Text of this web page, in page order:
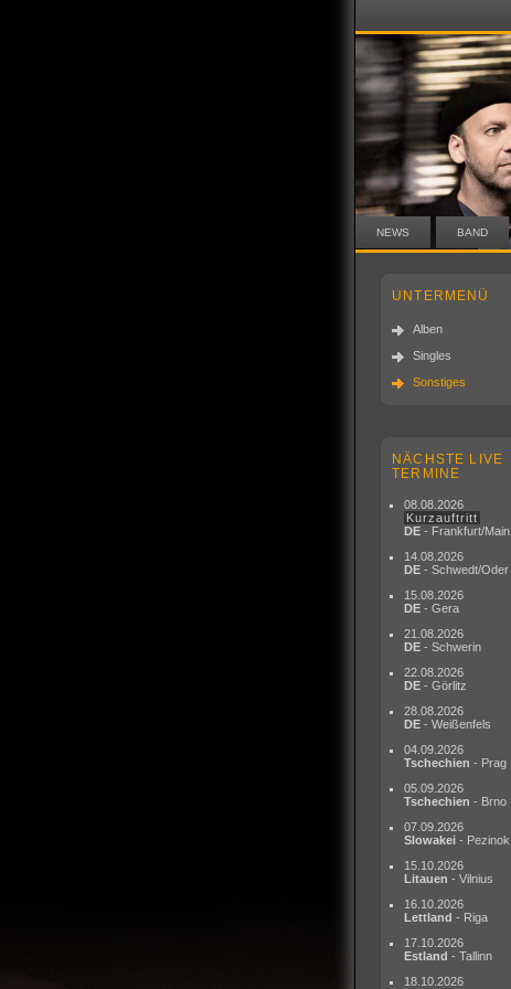
NEWS BAND
UNTERMENÜ
Alben
Singles
Sonstiges
NÄCHSTE LIVE
TERMINE
08.08.2026
Kurzauftritt
DE - Frankfurt/Main
14.08.2026
DE - Schwedt/Oder
15.08.2026
DE - Gera
21.08.2026
DE - Schwerin
22.08.2026
DE - Görlitz
28.08.2026
DE - Weißenfels
04.09.2026
Tschechien - Prag
05.09.2026
Tschechien - Brno
07.09.2026
Slowakei - Pezinok
15.10.2026
Litauen - Vilnius
16.10.2026
Lettland - Riga
17.10.2026
Estland - Tallinn
18.10.2026